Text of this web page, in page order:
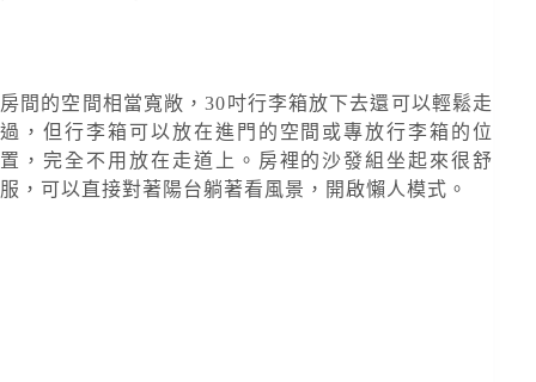
房間的空間相當寬敞，30吋行李箱放下去還可以輕鬆走
過，但行李箱可以放在進門的空間或專放行李箱的位
置，完全不用放在走道上。房裡的沙發組坐起來很舒
服，可以直接對著陽台躺著看風景，開啟懶人模式。